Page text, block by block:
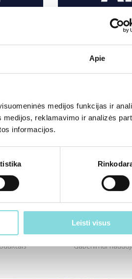
Apie
medijos funkcijas ir
reklamavimo ir analizės
informacijos.
Leisti visus
Plečiame
Naftos
Gabenimui